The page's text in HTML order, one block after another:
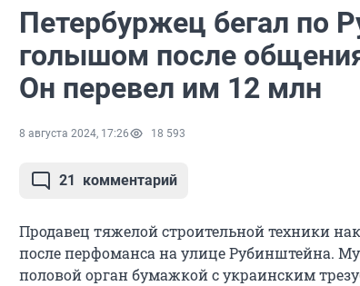
Петербуржец бегал по
голышом после
Он перевел им 12 млн
8 августа 2024, 17:26 18 593
21 комментарий
Продавец тяжелой строительной техники
после перфоманса на улице Рубинштейна.
половой орган бумажкой с украинским